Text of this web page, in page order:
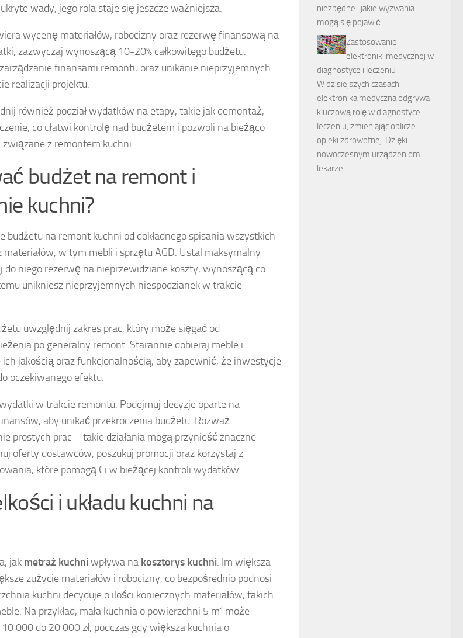
wady, jego rola staje się jeszcze ważniejsza.
wycenę materiałów, robocizny oraz rezerwę finansową na
zazwyczaj wynoszącą 10-20% całkowitego budżetu.
finansami remontu oraz unikanie nieprzyjemnych
realizacji projektu.
również podział wydatków na etapy, takie jak demontaż,
co ułatwi kontrolę nad budżetem i pozwoli na bieżąco
z remontem kuchni.
budżet na remont i
kuchni?
budżetu na remont kuchni od dokładnego spisania wszystkich
materiałów, w tym mebli i sprzętu AGD. Ustal maksymalny
niego rezerwę na nieprzewidziane koszty, wynoszącą co
unikniesz nieprzyjemnych niespodzianek w trakcie
uwzględnij zakres prac, który może sięgać od
po generalny remont. Starannie dobieraj meble i
ich jakością oraz funkcjonalnością, aby zapewnić, że inwestycje
oczekiwanego efektu.
w trakcie remontu. Podejmuj decyzje oparte na
aby unikać przekroczenia budżetu. Rozważ
prostych prac – takie działania mogą przynieść znaczne
oferty dostawców, poszukuj promocji oraz korzystaj z
które pomogą Ci w bieżącej kontroli wydatków.
i układu kuchni na
jak metraż kuchni wpływa na kosztorys kuchni. Im większa
zużycie materiałów i robocizny, co bezpośrednio podnosi
kuchni decyduje o ilości koniecznych materiałów, takich
Na przykład, mała kuchnia o powierzchni 5 m² może
000 do 20 000 zł, podczas gdy większa kuchnia o
niezbędne i jakie wyzwania
mogą się pojawić. …
Zastosowanie
elektroniki medycznej w
diagnostyce i leczeniu
W dzisiejszych czasach
elektronika medyczna odgrywa
kluczową rolę w diagnostyce i
leczeniu, zmieniając oblicze
opieki zdrowotnej. Dzięki
nowoczesnym urządzeniom
lekarze …